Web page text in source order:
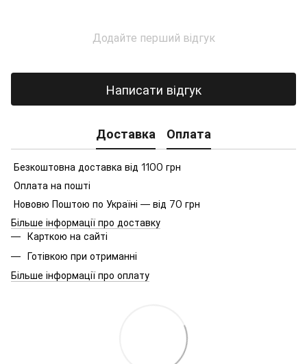
Додайте перший відгук
Написати відгук
Доставка Оплата
Безкоштовна доставка від 1100 грн
Оплата на пошті
Нововю Поштою по Україні — від 70 грн
Більше інформації про доставку
Карткою на сайті
Готівкою при отриманні
Більше інформації про оплату